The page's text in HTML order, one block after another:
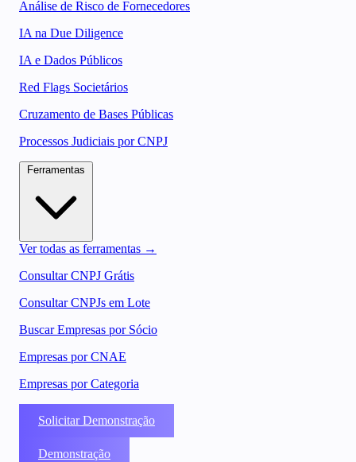
Análise de Risco de Fornecedores
IA na Due Diligence
IA e Dados Públicos
Red Flags Societários
Cruzamento de Bases Públicas
Processos Judiciais por CNPJ
Ver todas as ferramentas →
Consultar CNPJ Grátis
Consultar CNPJs em Lote
Buscar Empresas por Sócio
Empresas por CNAE
Empresas por Categoria
Solicitar Demonstração
Demonstração